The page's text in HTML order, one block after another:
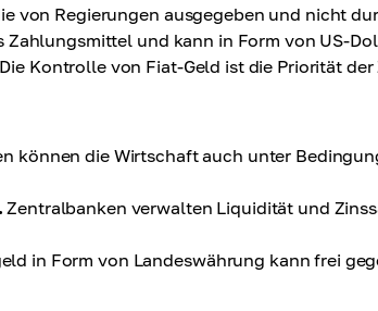
von Regierungen ausgegeben und nicht
und kann in Form von US-
Kontrolle von Fiat-Geld ist die Priorität
können die Wirtschaft auch unter
Zentralbanken verwalten Liquidität und
in Form von Landeswährung kann frei